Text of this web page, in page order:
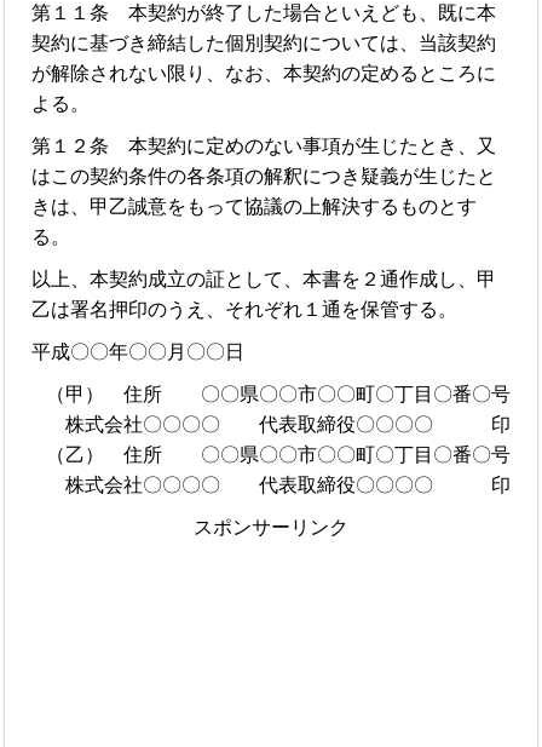
第１１条 本契約が終了した場合といえども、既に本
契約に基づき締結した個別契約については、当該契約
が解除されない限り、なお、本契約の定めるところに
よる。
第１２条 本契約に定めのない事項が生じたとき、又
はこの契約条件の各条項の解釈につき疑義が生じたと
きは、甲乙誠意をもって協議の上解決するものとす
る。
以上、本契約成立の証として、本書を２通作成し、甲
乙は署名押印のうえ、それぞれ１通を保管する。
平成〇〇年〇〇月〇〇日
（甲） 住所 〇〇県〇〇市〇〇町〇丁目〇番〇号
株式会社〇〇〇〇 代表取締役〇〇〇〇 印
（乙） 住所 〇〇県〇〇市〇〇町〇丁目〇番〇号
株式会社〇〇〇〇 代表取締役〇〇〇〇 印
スポンサーリンク